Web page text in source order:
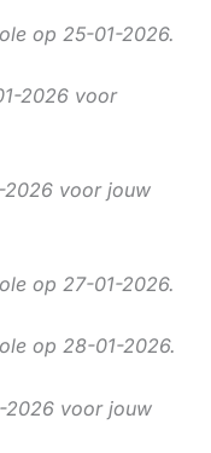
op 25-01-2026.
2026 voor
voor jouw
op 27-01-2026.
op 28-01-2026.
2026 voor jouw